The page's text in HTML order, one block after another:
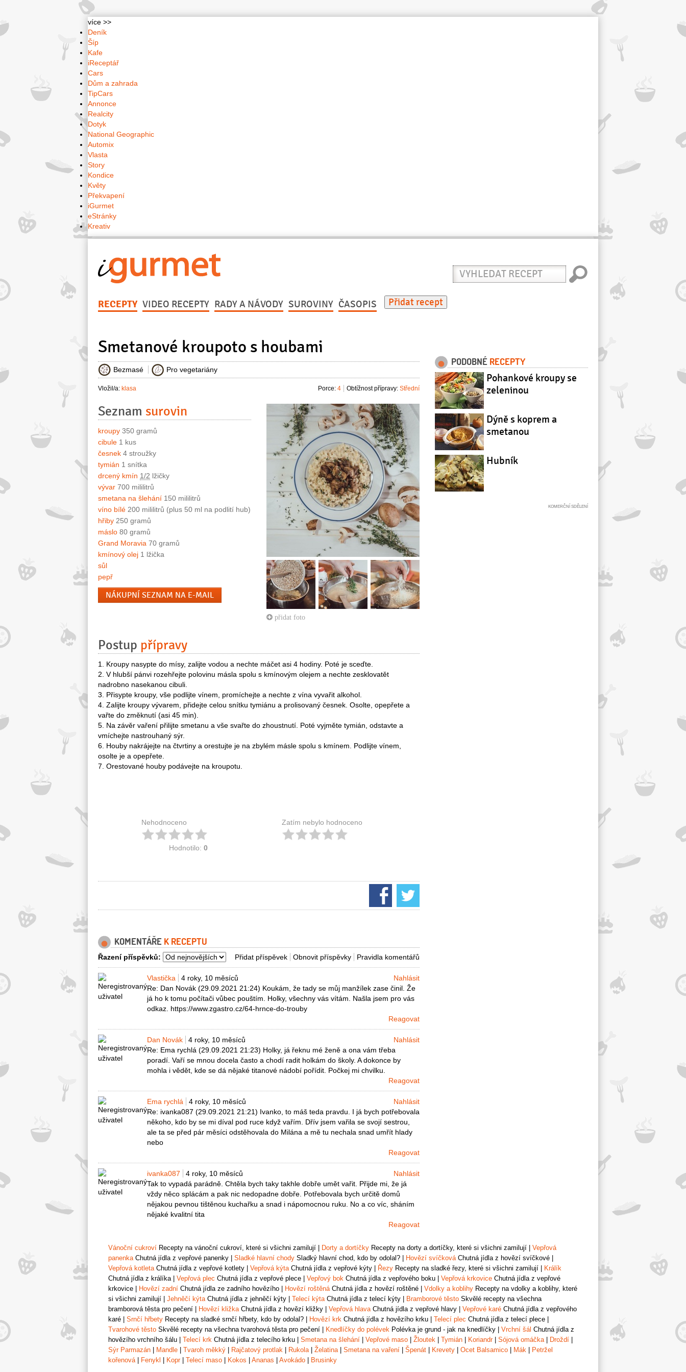
více >>
Deník
Šíp
Kafe
iReceptář
Cars
Dům a zahrada
TipCars
Annonce
Realcity
Dotyk
National Geographic
Automix
Vlasta
Story
Kondice
Květy
Překvapení
iGurmet
eStránky
Kreativ
Vyhledat
recept
RECEPTY VIDEO RECEPTY RADY A NÁVODY SUROVINY ČASOPIS Přidat recept
Smetanové kroupoto s houbami
Bezmasé Pro vegetariány
Vložil/a: klasa Obtížnost přípravy: Střední
Porce: 4
přidat foto
Seznam surovin
kroupy 350 gramů
cibule 1 kus
česnek 4 stroužky
tymián 1 snítka
drcený kmín 1/2 lžičky
vývar 700 mililitrů
smetana na šlehání 150 mililitrů
víno bílé 200 mililitrů (plus 50 ml na podlití hub)
hřiby 250 gramů
máslo 80 gramů
Grand Moravia 70 gramů
kmínový olej 1 lžička
sůl
pepř
NÁKUPNÍ SEZNAM NA E-MAIL
Postup přípravy
1. Kroupy nasypte do mísy, zalijte vodou a nechte máčet asi 4 hodiny. Poté je sceďte.
2. V hlubší pánvi rozehřejte polovinu másla spolu s kmínovým olejem a nechte zesklovatět
nadrobno nasekanou cibuli.
3. Přisypte kroupy, vše podlijte vínem, promíchejte a nechte z vína vyvařit alkohol.
4. Zalijte kroupy vývarem, přidejte celou snítku tymiánu a prolisovaný česnek. Osolte, opepřete a
vařte do změknutí (asi 45 min).
5. Na závěr vaření přilijte smetanu a vše svařte do zhoustnutí. Poté vyjměte tymián, odstavte a
vmíchejte nastrouhaný sýr.
6. Houby nakrájejte na čtvrtiny a orestujte je na zbylém másle spolu s kmínem. Podlijte vínem,
osolte je a opepřete.
7. Orestované houby podávejte na kroupotu.
Nehodnoceno
Hodnotilo: 0
Zatím nebylo hodnoceno
KOMENTÁŘE K RECEPTU
Pravidla komentářů
Obnovit příspěvky
Přidat příspěvek
Řazení příspěvků:
Vlastička 4 roky, 10 měsíců
Nahlásit
Re: Dan Novák (29.09.2021 21:24) Koukám, že tady se můj manžílek zase činil. Že
já ho k tomu počítači vůbec pouštím. Holky, všechny vás vítám. Našla jsem pro vás
odkaz. https://www.zgastro.cz/64-hrnce-do-trouby
Reagovat
Dan Novák 4 roky, 10 měsíců
Nahlásit
Re: Ema rychlá (29.09.2021 21:23) Holky, já řeknu mé ženě a ona vám třeba
poradí. Vaří se mnou docela často a chodí radit holkám do školy. A dokonce by
mohla i vědět, kde se dá nějaké titanové nádobí pořídit. Počkej mi chvilku.
Reagovat
Ema rychlá 4 roky, 10 měsíců
Nahlásit
Re: ivanka087 (29.09.2021 21:21) Ivanko, to máš teda pravdu. I já bych potřebovala
někoho, kdo by se mi díval pod ruce když vařím. Dřív jsem vařila se svojí sestrou,
ale ta se před pár měsíci odstěhovala do Milána a mě tu nechala snad umřít hlady
nebo
Reagovat
ivanka087 4 roky, 10 měsíců
Nahlásit
Tak to vypadá parádně. Chtěla bych taky takhle dobře umět vařit. Přijde mi, že já
vždy něco splácám a pak nic nedopadne dobře. Potřebovala bych určitě domů
nějakou pevnou tištěnou kuchařku a snad i nápomocnou ruku. No a co víc, sháním
nějaké kvalitní tita
Reagovat
PODOBNÉ RECEPTY
Pohankové kroupy se
zeleninou
Dýně s koprem a
smetanou
Hubník
Vánoční cukroví Recepty na vánoční cukroví, které si všichni zamilují Dorty a dortíčky Recepty na dorty a dortíčky, které si všichni zamilují
Vepřová
panenkaChutná jídla z vepřové panenky Sladké hlavní chody Sladký hlavní chod, kdo by odolal? Hovězí svíčkováChutná jídla z hovězí svíčkové
Vepřová kotletaChutná jídla z vepřové kotlety Vepřová kýtaChutná jídla z vepřové kýty Řezy Recepty na sladké řezy, které si všichni zamilují
Králík
Chutná jídla z králíka| Vepřová plec Chutná jídla z vepřové plece Vepřový bok Chutná jídla z vepřového boku Vepřová krkovice Chutná jídla z vepřové
krkovice
Hovězí zadní Chutná jídla ze zadního hovězího Hovězí roštěnáChutná jídla z hovězí roštěné Vdolky a koblihy Recepty na vdolky a koblihy, které
si všichni zamilují
Jehněčí kýtaChutná jídla z jehněčí kýty Telecí kýtaChutná jídla z telecí kýty Bramborové těsto Skvělé recepty na všechna
bramborová těsta pro pečení
Hovězí kližkaChutná jídla z hovězí kližky Vepřová hlavaChutná jídla z vepřové hlavy Vepřové karé Chutná jídla z vepřového
karé
Srnčí hřbety Recepty na sladké srnčí hřbety, kdo by odolal? Hovězí krk Chutná jídla z hovězího krku Telecí plec Chutná jídla z telecí plece
Tvarohové těsto Skvělé recepty na všechna tvarohová těsta pro pečení Knedlíčky do polévek Polévka je grund - jak na knedlíčky Vrchní šál Chutná jídla z
hovězího vrchního šálu
Telecí krk Chutná jídla z telecího krku Smetana na šlehání Vepřové maso Žloutek Tymián Koriandr| Sójová omáčka| Droždí
Sýr Parmazán
Mandle Tvaroh měkký Rajčatový protlak Rukola| Želatina| Smetana na vaření Špenát Krevety Ocet Balsamico Mák
Petržel
kořenová| Fenykl Kopr| Telecí maso Kokos Ananas Avokádo Brusinky